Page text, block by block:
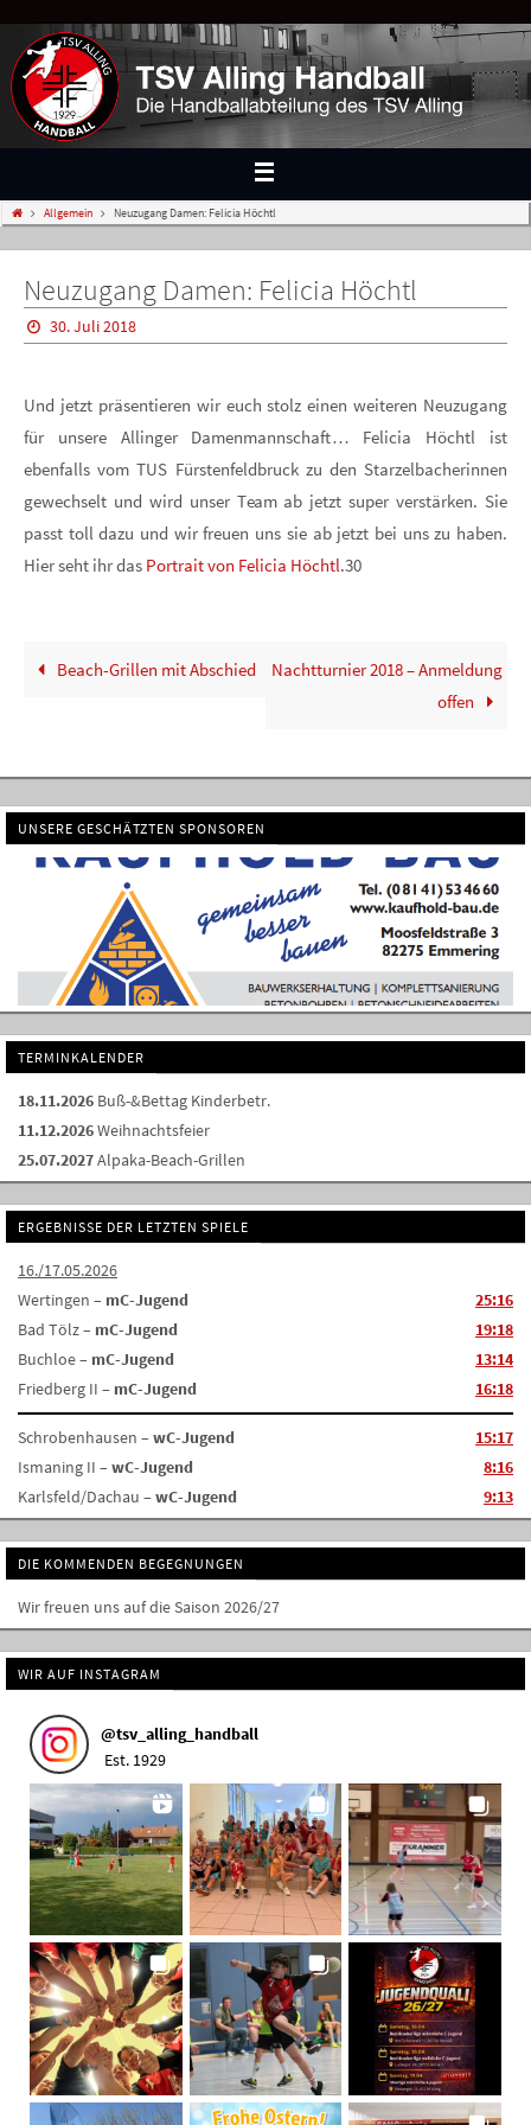
Allgemein Neuzugang Damen: Felicia Höchtl
Neuzugang Damen: Felicia Höchtl
30. Juli 2018
Und jetzt präsentieren wir euch stolz einen weiteren Neuzugang
für unsere Allinger Damenmannschaft… Felicia Höchtl ist
ebenfalls vom TUS Fürstenfeldbruck zu den Starzelbacherinnen
gewechselt und wird unser Team ab jetzt super verstärken. Sie
passt toll dazu und wir freuen uns sie ab jetzt bei uns zu haben.
Hier seht ihr das Portrait von Felicia Höchtl.30
Beach-Grillen mit Abschied
Nachtturnier 2018 – Anmeldung
offen
UNSERE GESCHÄTZTEN SPONSOREN
TERMINKALENDER
18.11.2026 Buß-&Bettag Kinderbetr.
11.12.2026Weihnachtsfeier
25.07.2027Alpaka-Beach-Grillen
ERGEBNISSE DER LETZTEN SPIELE
16./17.05.2026
Wertingen – mC-Jugend
25:16
Bad Tölz – mC-Jugend
19:18
Buchloe – mC-Jugend
13:14
Friedberg II – mC-Jugend 16:18
Schrobenhausen –wC-Jugend
15:17
Ismaning II –wC-Jugend
8:16
Karlsfeld/Dachau –wC-Jugend 9:13
DIE KOMMENDEN BEGEGNUNGEN
Wir freuen uns auf die Saison 2026/27
WIR AUF INSTAGRAM
@tsv_alling_handball
Est. 1929